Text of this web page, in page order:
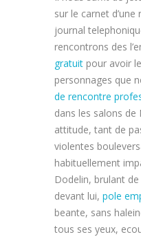
sur le carnet
journal
rencontrons des
gratuit pour avoir
personnages que
de rencontre
dans les salons de
attitude, tant de
violentes
habituellement
Dodelin, brulant
devant lui, pole
beante, sans
tous ses yeux,